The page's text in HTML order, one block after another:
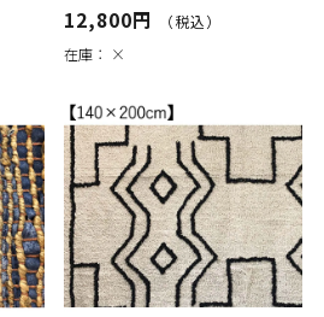
12,800円
（税込）
在庫： ×